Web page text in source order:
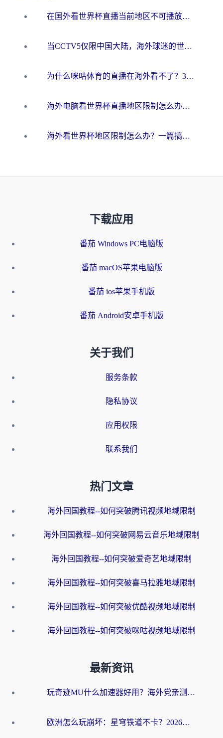
在国外看世界杯直播当前地区不可播放？海外党必看的回国加速全攻略
当CCTV5仅限中国大陆，海外球迷的世界杯狂欢如何继续？
为什么咪咕体育的直播在海外看不了？3步解决海外看世界杯+抖音地区限制难题
海外电脑看世界杯直播地区限制怎么办？你需要一个聪明的加速器
海外看世界杯地区限制怎么办？一篇搞定咪咕视频播放+国内资源无缝访问指南
下载应用
番茄 Windows PC电脑版
番茄 macOS苹果电脑版
番茄 ios苹果手机版
番茄 Android安卓手机版
关于我们
服务条款
隐私协议
应用权限
联系我们
热门文章
海外回国教程--如何突破腾讯视频地域限制
海外回国教程--如何突破网易云音乐地域限制
海外回国教程--如何突破爱奇艺地域限制
海外回国教程--如何突破喜马拉雅地域限制
海外回国教程--如何突破优酷视频地域限制
海外回国教程--如何突破咪咕视频地域限制
最新资讯
玩奇迹MU什么加速器好用？海外党亲测：这款加速器让你告别延迟卡顿！
欧洲怎么玩崩坏：星穹铁道不卡？2026海外玩家国服游戏加速器终极攻略